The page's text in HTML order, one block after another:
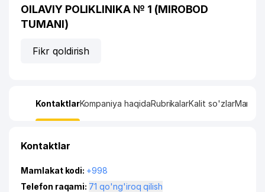
OILAVIY POLIKLINIKA № 1 (MIROBOD
TUMANI)
Fikr qoldirish
KontaktlarKompaniya haqidaRubrikalarKalit so'zlarManzil
Kontaktlar
Mamlakat kodi: +998
Telefon raqami:
71 qo'ng'iroq qilish